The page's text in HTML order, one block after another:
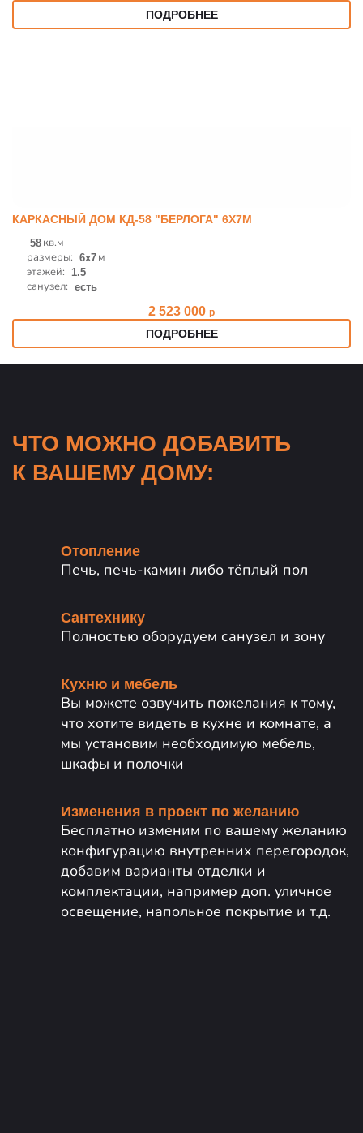
ПОДРОБНЕЕ
КАРКАСНЫЙ ДОМ КД-58 "БЕРЛОГА" 6Х7М
58 кв.м
размеры: 6x7 м
этажей:
1.5
санузел: есть
2 523 000 р
ПОДРОБНЕЕ
ЧТО МОЖНО ДОБАВИТЬ
К ВАШЕМУ ДОМУ:
Отопление
Печь, печь-камин либо тёплый пол
Сантехнику
Полностью оборудуем санузел и зону
Кухню и мебель
Вы можете озвучить пожелания к тому,
что хотите видеть в кухне и комнате, а
мы установим необходимую мебель,
шкафы и полочки
Изменения в проект по желанию
Бесплатно изменим по вашему желанию
конфигурацию внутренних перегородок,
добавим варианты отделки и
комплектации, например доп. уличное
освещение, напольное покрытие и т.д.